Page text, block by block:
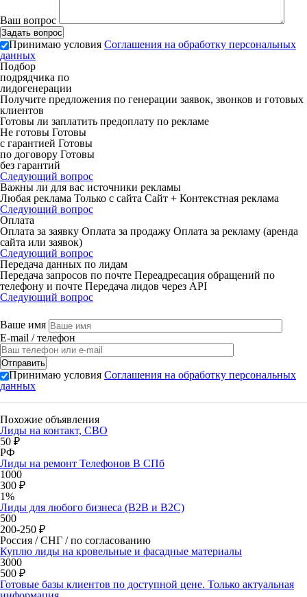
Ваш вопрос
Принимаю условия Соглашения на обработку персональных
данных
Подбор
подрядчика по
лидогенерации
Получите предложения по генерации заявок, звонков и готовых
клиентов
Готовы ли заплатить предоплату по рекламе
Не готовы Готовы
с гарантией Готовы
по договору Готовы
без гарантий
Следующий вопрос
Важны ли для вас источники рекламы
Любая реклама Только с сайта Сайт + Контекстная реклама
Следующий вопрос
Оплата
Оплата за заявку Оплата за продажу Оплата за рекламу (аренда
сайта или заявок)
Следующий вопрос
Передача данных по лидам
Передача запросов по почте Переадресация обращений по
телефону и почте Передача лидов через API
Следующий вопрос
Ваше имя
E-mail / телефон
Принимаю условия Соглашения на обработку персональных
данных
Похожие объявления
Лиды на контакт, СВО
50 ₽
РФ
Лиды на ремонт Телефонов В СПб
1000
300 ₽
1%
Лиды для любого бизнеса (B2B и B2C)
500
200-250 ₽
Россия / СНГ / по согласованию
Куплю лиды на кровельные и фасадные материалы
3000
500 ₽
Готовые базы клиентов по доступной цене. Только актуальная